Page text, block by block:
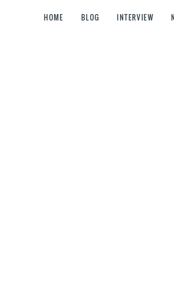
HOME BLOG INTERVIEW